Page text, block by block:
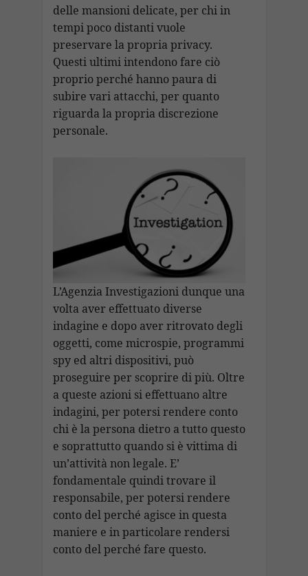
delle mansioni delicate, per chi in
tempi poco distanti vuole
preservare la propria privacy.
Questi ultimi intendono fare ciò
proprio perché hanno paura di
subire vari attacchi, per quanto
riguarda la propria discrezione
personale.
L’Agenzia Investigazioni dunque una
volta aver effettuato diverse
indagine e dopo aver ritrovato degli
oggetti, come microspie, programmi
spy ed altri dispositivi, può
proseguire per scoprire di più. Oltre
a queste azioni si effettuano altre
indagini, per potersi rendere conto
chi è la persona dietro a tutto questo
e soprattutto quando si è vittima di
un’attività non legale. E’
fondamentale quindi trovare il
responsabile, per potersi rendere
conto del perché agisce in questa
maniere e in particolare rendersi
conto del perché fare questo.